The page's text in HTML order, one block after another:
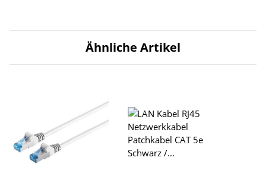
Ähnliche Artikel